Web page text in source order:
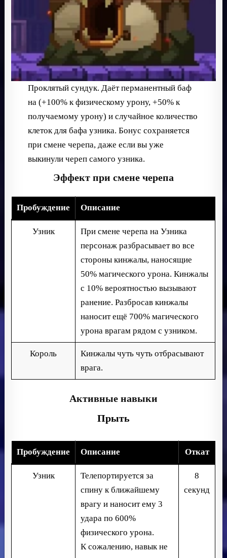
Проклятый сундук. Даёт перманентный баф
на (+100% к физическому урону, +50% к
получаемому урону) и случайное количество
клеток для бафа узника. Бонус сохраняется
при смене черепа, даже если вы уже
выкинули череп самого узника.
Эффект при смене черепа
Пробуждение Описание
Узник
При смене черепа на Узника
персонаж разбрасывает во все
стороны кинжалы, наносящие
50% магического урона. Кинжалы
с 10% вероятностью вызывают
ранение. Разбросав кинжалы
наносит ещё 700% магического
урона врагам рядом с узником.
Король
Кинжалы чуть чуть отбрасывают
врага.
Активные навыки
Прыть
Пробуждение Описание Откат
Узник
Телепортируется за
спину к ближайшему
врагу и наносит ему 3
удара по 600%
физического урона.
К сожалению, навык не
8
секунд